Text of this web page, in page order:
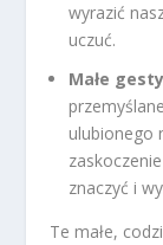
wyrazić
uczuć.
Małe
ulubionego
znaczyć i
Te małe,